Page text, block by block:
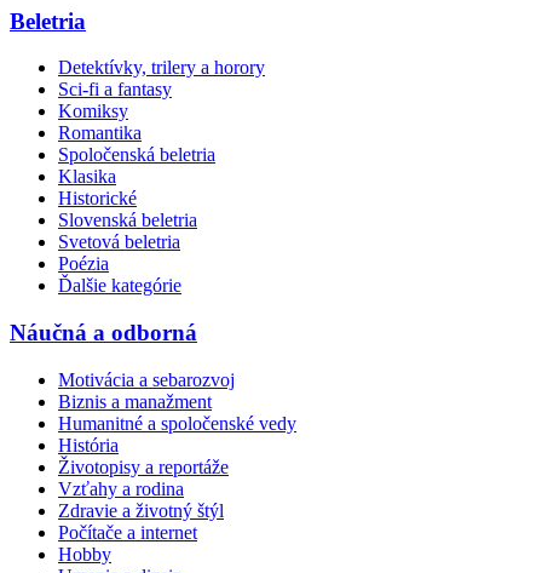
Beletria
Detektívky, trilery a horory
Sci-fi a fantasy
Komiksy
Romantika
Spoločenská beletria
Klasika
Historické
Slovenská beletria
Svetová beletria
Poézia
Ďalšie kategórie
Náučná a odborná
Motivácia a sebarozvoj
Biznis a manažment
Humanitné a spoločenské vedy
História
Životopisy a reportáže
Vzťahy a rodina
Zdravie a životný štýl
Počítače a internet
Hobby